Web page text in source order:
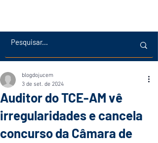
Auditor do TCE-AM vê
irregularidades e cancela
concurso da Câmara de
blogdojucem
3 de set. de 2024